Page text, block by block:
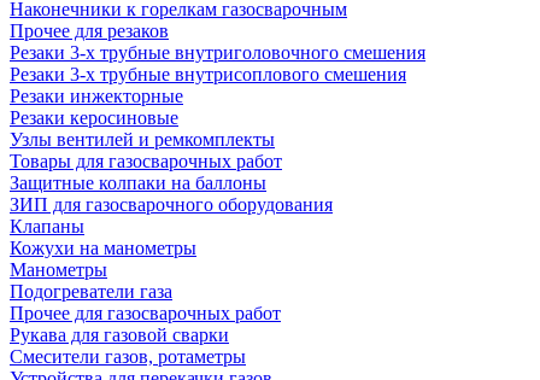
Наконечники к горелкам газосварочным
Прочее для резаков
Резаки 3-х трубные внутриголовочного смешения
Резаки 3-х трубные внутрисоплового смешения
Резаки инжекторные
Резаки керосиновые
Узлы вентилей и ремкомплекты
Товары для газосварочных работ
Защитные колпаки на баллоны
ЗИП для газосварочного оборудования
Клапаны
Кожухи на манометры
Манометры
Подогреватели газа
Прочее для газосварочных работ
Рукава для газовой сварки
Смесители газов, ротаметры